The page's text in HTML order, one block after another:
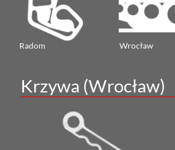
Radom Wrocław
Krzywa (Wrocław)